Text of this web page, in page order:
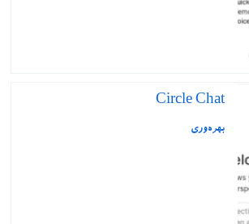
Circle Chat
بهره‌وری